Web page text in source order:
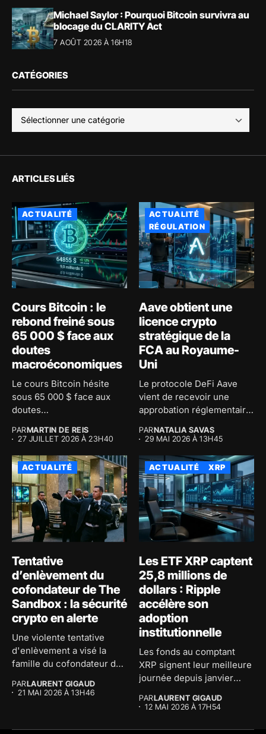
Michael Saylor : Pourquoi Bitcoin survivra au
blocage du CLARITY Act
7 AOÛT 2026 À 16H18
CATÉGORIES
ARTICLES LIÉS
ACTUALITÉ
Cours Bitcoin : le
rebond freiné sous
65 000 $ face aux
doutes
macroéconomiques
Le cours Bitcoin hésite
sous 65 000 $ face aux
doutes
PARMARTIN DE REIS
27 JUILLET 2026 À 23H40
ACTUALITÉ
RÉGULATION
Aave obtient une
licence crypto
stratégique de la
FCA au Royaume-
Uni
Le protocole DeFi Aave
vient de recevoir une
approbation réglementaire
PARNATALIA SAVAS
29 MAI 2026 À 13H45
ACTUALITÉ
Tentative
d’enlèvement du
cofondateur de The
Sandbox : la sécurité
crypto en alerte
Une violente tentative
d'enlèvement a visé la
famille du cofondateur de
PARLAURENT GIGAUD
21 MAI 2026 À 13H46
ACTUALITÉ XRP
Les ETF XRP captent
25,8 millions de
dollars : Ripple
accélère son
adoption
institutionnelle
Les fonds au comptant
XRP signent leur meilleure
journée depuis janvier
PARLAURENT GIGAUD
12 MAI 2026 À 17H54